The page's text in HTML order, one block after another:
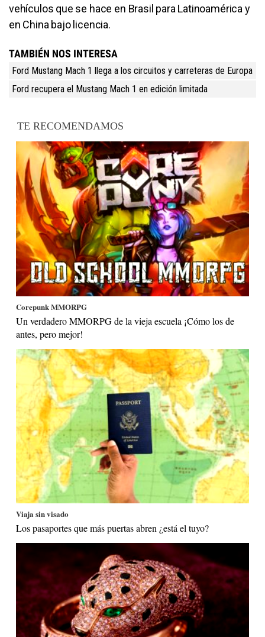
vehículos que se hace en Brasil para Latinoamérica y
en China bajo licencia.
TAMBIÉN NOS INTERESA
Ford Mustang Mach 1 llega a los circuitos y carreteras de Europa
Ford recupera el Mustang Mach 1 en edición limitada
TE RECOMENDAMOS
Corepunk MMORPG
Un verdadero MMORPG de la vieja escuela ¡Cómo los de
antes, pero mejor!
Viaja sin visado
Los pasaportes que más puertas abren ¿está el tuyo?